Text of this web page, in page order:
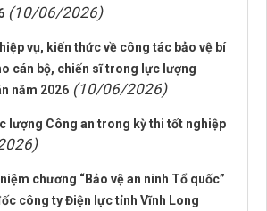
(10/06/2026)
vụ, kiến thức về công tác bảo vệ bí
cán bộ, chiến sĩ trong lực lượng
năm 2026 (10/06/2026)
lượng Công an trong kỳ thi tốt nghiệp
chương “Bảo vệ an ninh Tổ quốc”
công ty Điện lực tỉnh Vĩnh Long